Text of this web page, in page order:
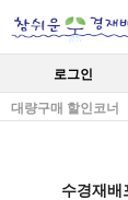
로그인
대량구매 할인코너
수경재배